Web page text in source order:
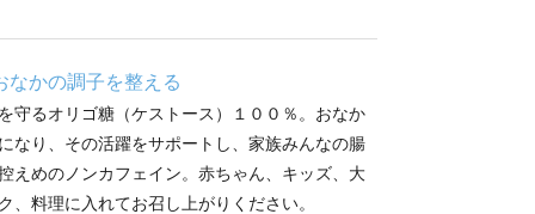
なかの調子を整える
守るオリゴ糖（ケストース）１００％。おなか
なり、その活躍をサポートし、家族みんなの腸
えめのノンカフェイン。赤ちゃん、キッズ、大
、料理に入れてお召し上がりください。